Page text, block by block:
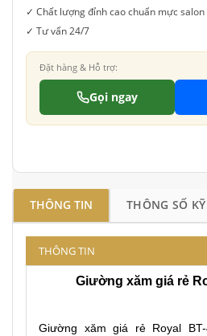
✓ Chất lượng đỉnh cao chuẩn mực salon
✓ Tư vấn 24/7
Đặt hàng & Hỗ trợ:
Gọi ngay
THÔNG TIN THÔNG SỐ
THÔNG TIN
Giường xăm giá rẻ
Giường xăm giá rẻ Royal BT-